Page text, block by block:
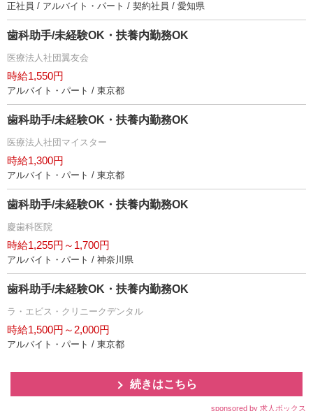
正社員 / アルバイト・パート / 契約社員 / 愛知県
歯科助手/未経験OK・扶養内勤務OK
医療法人社団翼友会
時給1,550円
アルバイト・パート / 東京都
歯科助手/未経験OK・扶養内勤務OK
医療法人社団マイスター
時給1,300円
アルバイト・パート / 東京都
歯科助手/未経験OK・扶養内勤務OK
慶歯科医院
時給1,255円～1,700円
アルバイト・パート / 神奈川県
歯科助手/未経験OK・扶養内勤務OK
ラ・エビス・クリニークデンタル
時給1,500円～2,000円
アルバイト・パート / 東京都
続きはこちら
sponsored by 求人ボックス